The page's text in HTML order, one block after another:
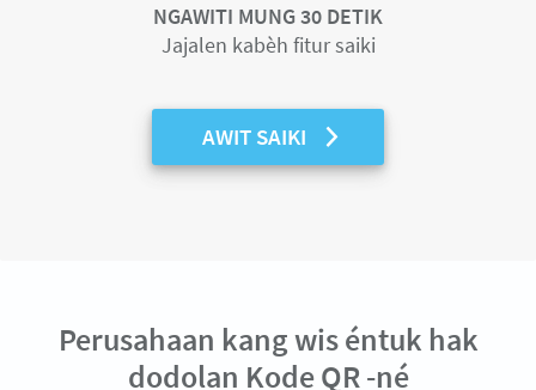
NGAWITI MUNG 30 DETIK
Jajalen kabèh fitur saiki
AWIT SAIKI
Perusahaan kang wis éntuk hak
dodolan Kode QR -né